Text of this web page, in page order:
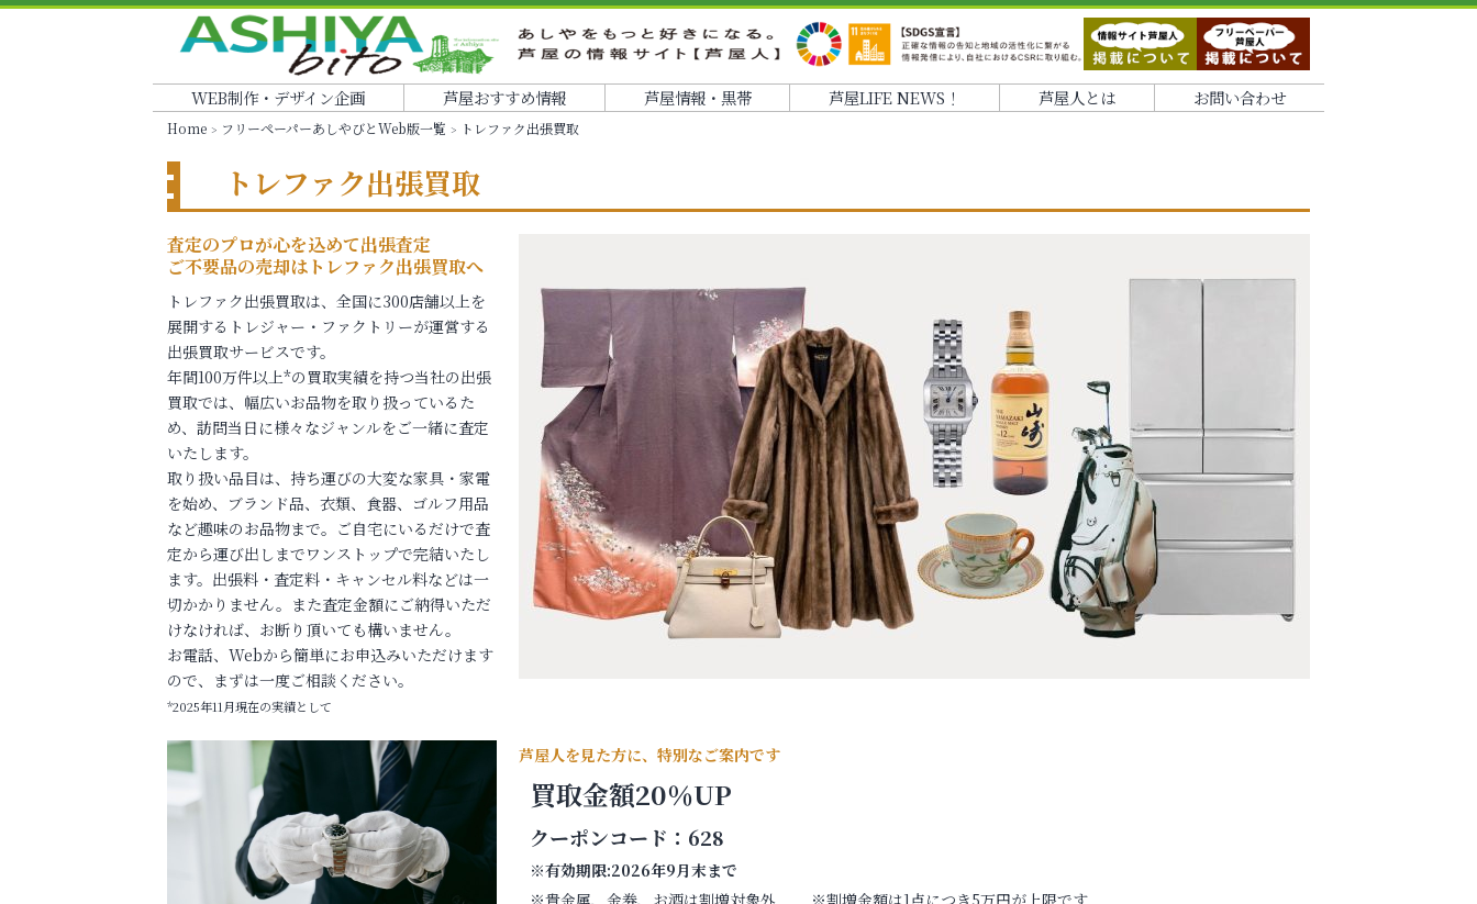
WEB制作・デザイン企画 芦屋おすすめ情報 芦屋情報・黒帯 芦屋LIFE NEWS！ 芦屋人とは お問い合わせ
Home フリーペーパーあしやびとWeb版一覧 トレファク出張買取
トレファク出張買取
査定のプロが心を込めて出張査定
ご不要品の売却はトレファク出張買取へ
トレファク出張買取は、全国に300店舗以上を
展開するトレジャー・ファクトリーが運営する
出張買取サービスです。
年間100万件以上*の買取実績を持つ当社の出張
買取では、幅広いお品物を取り扱っているた
め、訪問当日に様々なジャンルをご一緒に査定
いたします。
取り扱い品目は、持ち運びの大変な家具・家電
を始め、ブランド品、衣類、食器、ゴルフ用品
など趣味のお品物まで。ご自宅にいるだけで査
定から運び出しまでワンストップで完結いたし
ます。出張料・査定料・キャンセル料などは一
切かかりません。また査定金額にご納得いただ
けなければ、お断り頂いても構いません。
お電話、Webから簡単にお申込みいただけます
ので、まずは一度ご相談ください。
*2025年11月現在の実績として
芦屋人を見た方に、特別なご案内です
買取金額20％UP
クーポンコード：628
※有効期限:2026年9月末まで
※貴金属、金券、お酒は割増対象外 ※割増金額は1点につき5万円が上限です